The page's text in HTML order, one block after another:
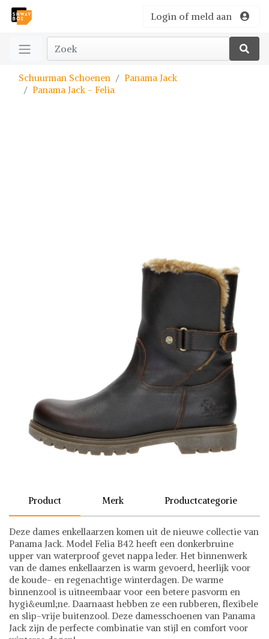
Login of meld aan
Schuurman Schoenen
Panama Jack
Panama Jack - Felia
Product Merk Productcategorie
Deze dames enkellaarzen komen uit de nieuwe collectie van
Panama Jack. Model Felia B42 heeft een donkerbruine
upper van waterproof gevet nappa leder. Het binnenwerk
van de dames enkellaarzen is warm gevoerd, heerlijk voor
de koude- en regenachtige winterdagen. De warme
binnenzool is uitneembaar voor een betere pasvorm en
hygi&euml;ne. Daarnaast hebben ze een rubberen, flexibele
en slip-vrije buitenzool. Deze damesschoenen van Panama
Jack zijn de perfecte combinatie van stijl en comfort voor